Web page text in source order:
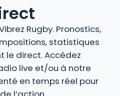
Rugby. Pronostics,
statistiques
le direct. Accédez
live et/ou à notre
en temps réel pour